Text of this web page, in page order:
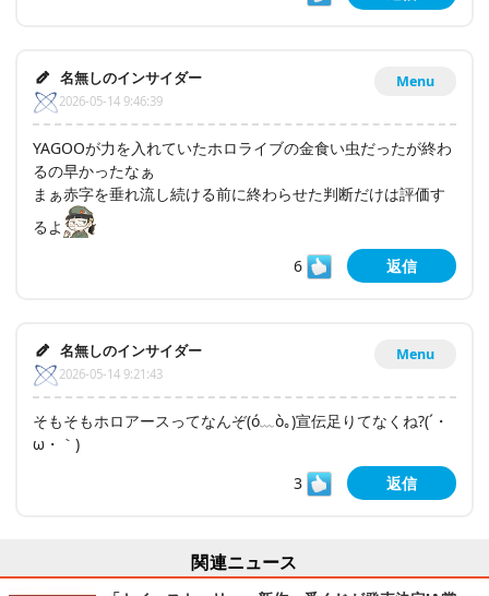
Menu
名無しのインサイダー
2026-05-14 9:46:39
YAGOOが力を入れていたホロライブの金食い虫だったが終わ
るの早かったなぁ
まぁ赤字を垂れ流し続ける前に終わらせた判断だけは評価す
るよ
6
返信
Menu
名無しのインサイダー
2026-05-14 9:21:43
そもそもホロアースってなんぞ(ó﹏ò｡)宣伝足りてなくね?(´・
ω・｀)
3
返信
関連ニュース